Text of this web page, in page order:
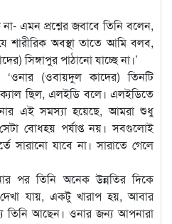
এমন প্রশ্নের জবাবে তিনি বলেন,
শারীরিক অবস্থা তাতে আমি বলব,
সিঙ্গাপুর পাঠানো যাচ্ছে না।’
(ওবায়দুল কাদের) তিনটি
ছিল, এলইডি বলে। এলইডিতে
এই সমস্যা হয়েছে, আমরা শুধু
বোধহয় পর্যাপ্ত নয়। সবগুলোই
সারানো যাবে না। সারাতে গেলে
পর তিনি অনেক উন্নতির দিকে
দেখা যায়, একটু খারাপ হয়, আবার
তিনি আছেন। ওনার জন্য আপনারা